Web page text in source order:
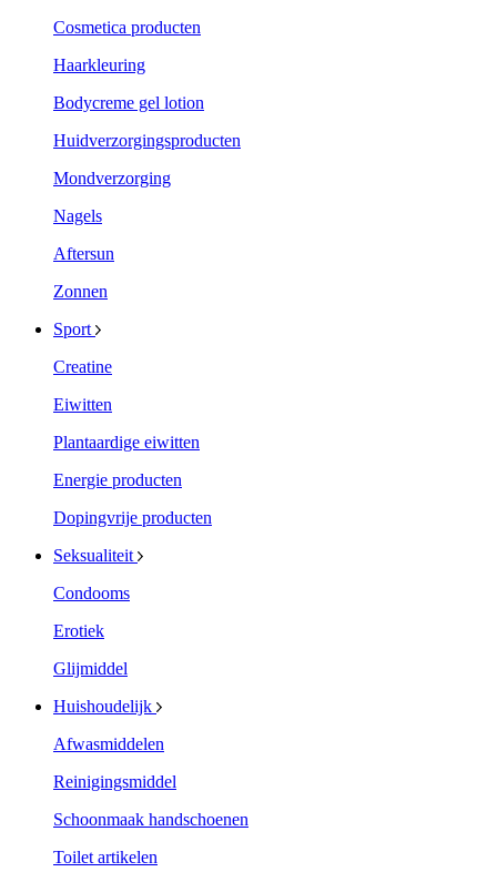
Cosmetica producten
Haarkleuring
Bodycreme gel lotion
Huidverzorgingsproducten
Mondverzorging
Nagels
Aftersun
Zonnen
Sport
Creatine
Eiwitten
Plantaardige eiwitten
Energie producten
Dopingvrije producten
Seksualiteit
Condooms
Erotiek
Glijmiddel
Huishoudelijk
Afwasmiddelen
Reinigingsmiddel
Schoonmaak handschoenen
Toilet artikelen